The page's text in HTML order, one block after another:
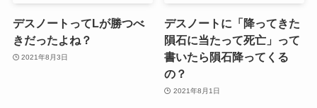
デスノートってLが勝つべ
きだったよね？
2021年8月3日
デスノートに「降ってきた
隕石に当たって死亡」って
書いたら隕石降ってくる
の？
2021年8月1日